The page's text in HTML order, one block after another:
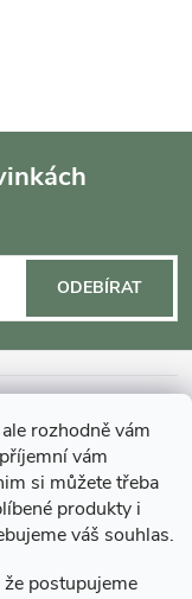
rozhodně vám
vám
si můžete třeba
produkty i
váš souhlas.
postupujeme
ODEBÍRAT